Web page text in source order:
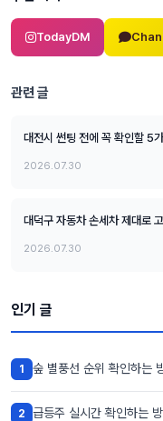
TodayDM
관련 글
대전시 썬팅 전에 꼭 확인할 5
2026.07.30
대덕구 자동차 손세차 제대로
2026.07.30
인기 글
1 숲 별풍선 순위 확인하는
2 급등주 실시간 확인하는